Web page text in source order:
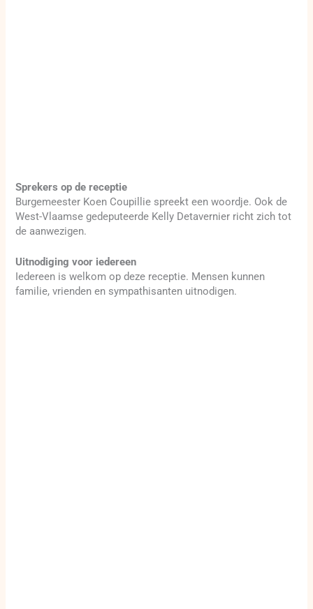
Sprekers op de receptie
Burgemeester Koen Coupillie spreekt een woordje. Ook de
West-Vlaamse gedeputeerde Kelly Detavernier richt zich tot
de aanwezigen.
Uitnodiging voor iedereen
Iedereen is welkom op deze receptie. Mensen kunnen
familie, vrienden en sympathisanten uitnodigen.